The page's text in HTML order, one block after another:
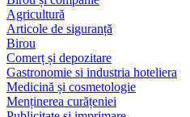
Agricultură
Articole de siguranță
Birou
Comerț și depozitare
Gastronomie si industria hoteliera
Medicină și cosmetologie
Menținerea curățeniei